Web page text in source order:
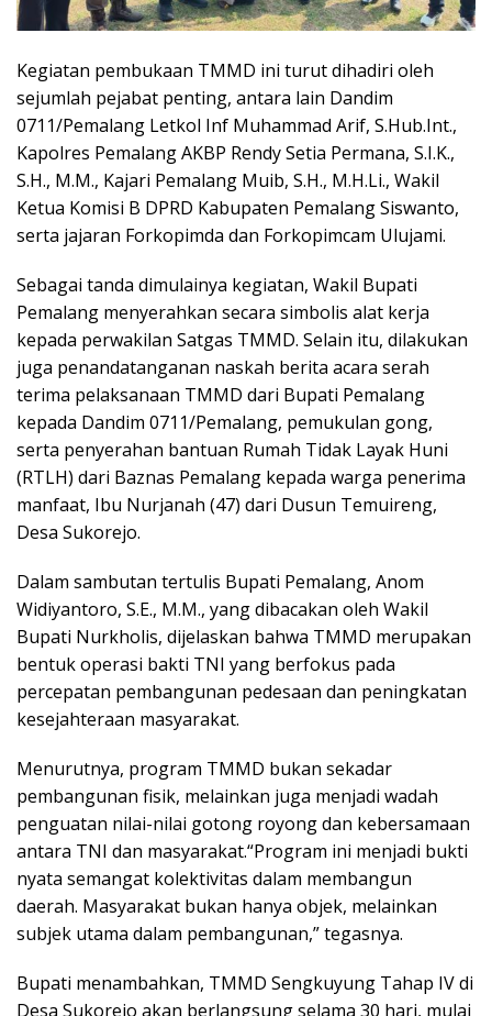
Kegiatan pembukaan TMMD ini turut dihadiri oleh
sejumlah pejabat penting, antara lain Dandim
0711/Pemalang Letkol Inf Muhammad Arif, S.Hub.Int.,
Kapolres Pemalang AKBP Rendy Setia Permana, S.I.K.,
S.H., M.M., Kajari Pemalang Muib, S.H., M.H.Li., Wakil
Ketua Komisi B DPRD Kabupaten Pemalang Siswanto,
serta jajaran Forkopimda dan Forkopimcam Ulujami.
Sebagai tanda dimulainya kegiatan, Wakil Bupati
Pemalang menyerahkan secara simbolis alat kerja
kepada perwakilan Satgas TMMD. Selain itu, dilakukan
juga penandatanganan naskah berita acara serah
terima pelaksanaan TMMD dari Bupati Pemalang
kepada Dandim 0711/Pemalang, pemukulan gong,
serta penyerahan bantuan Rumah Tidak Layak Huni
(RTLH) dari Baznas Pemalang kepada warga penerima
manfaat, Ibu Nurjanah (47) dari Dusun Temuireng,
Desa Sukorejo.
Dalam sambutan tertulis Bupati Pemalang, Anom
Widiyantoro, S.E., M.M., yang dibacakan oleh Wakil
Bupati Nurkholis, dijelaskan bahwa TMMD merupakan
bentuk operasi bakti TNI yang berfokus pada
percepatan pembangunan pedesaan dan peningkatan
kesejahteraan masyarakat.
Menurutnya, program TMMD bukan sekadar
pembangunan fisik, melainkan juga menjadi wadah
penguatan nilai-nilai gotong royong dan kebersamaan
antara TNI dan masyarakat.“Program ini menjadi bukti
nyata semangat kolektivitas dalam membangun
daerah. Masyarakat bukan hanya objek, melainkan
subjek utama dalam pembangunan,” tegasnya.
Bupati menambahkan, TMMD Sengkuyung Tahap IV di
Desa Sukorejo akan berlangsung selama 30 hari, mulai